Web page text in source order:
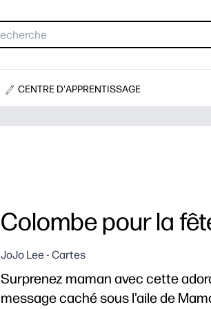
CENTRE D'APPRENTISSAGE
Colombe pour la
JoJo Lee - Cartes
Surprenez maman avec cette
message caché sous l'aile de